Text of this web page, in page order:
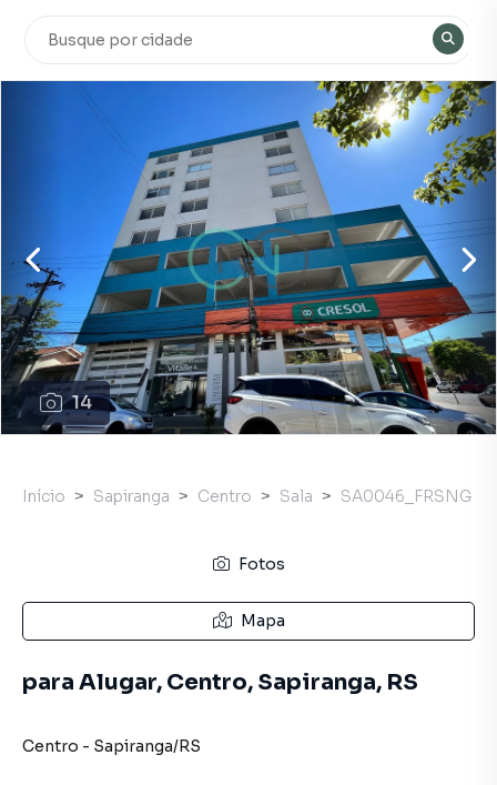
14
Início Sapiranga Centro Sala SA0046_FRSNG
Fotos
Mapa
para Alugar, Centro, Sapiranga, RS
Centro - Sapiranga/RS